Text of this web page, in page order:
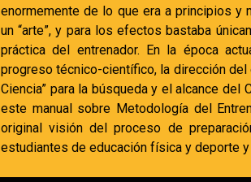
enormemente de lo que era a principios y
un “arte”, y para los efectos bastaba
práctica del entrenador. En la época
progreso técnico-científico, la dirección del
Ciencia” para la búsqueda y el alcance
este manual sobre Metodología del
original visión del proceso de
estudiantes de educación física y deporte